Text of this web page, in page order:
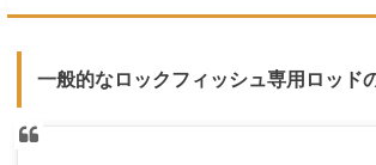
一般的なロックフィッシュ専用ロッド